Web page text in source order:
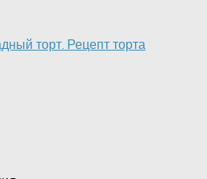
торт. Рецепт торта